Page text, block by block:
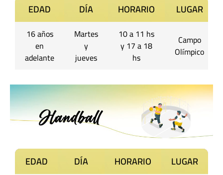
EDAD DÍA HORARIO LUGAR
16 años
en
adelante
Martes
y
jueves
10 a 11 hs
y 17 a 18
hs
Campo
Olímpico
EDAD DÍA HORARIO LUGAR